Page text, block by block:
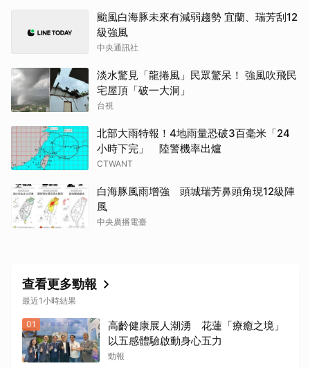
颱風白海豚未來有減弱趨勢 宜蘭、瑞芳刮12
級強風
中央通訊社
淡水驚見「龍捲風」民眾驚呆！ 強風吹飛民
宅屋頂「破一大洞」
台視
北部大雨特報！4地雨量恐破3百毫米「24
小時下完」 陸警機率出爐
CTWANT
白海豚風雨增強 頭城瑞芳鼻頭角現12級陣
風
中央廣播電臺
查看更多勁報
最近1小時結果
01
高齡健康展人潮湧 花蓮「療癒之境」
以五感體驗啟動身心五力
勁報